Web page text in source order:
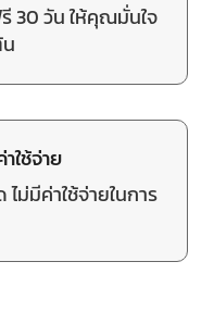
30 วัน ให้คุณมั่นใจ
ใช้จ่าย
ม่มีค่าใช้จ่ายในการ